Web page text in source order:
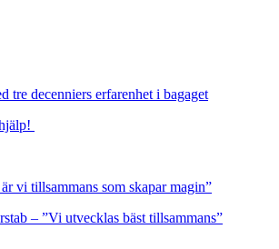
tre decenniers erfarenhet i bagaget
vi tillsammans som skapar magin”
– ”Vi utvecklas bäst tillsammans”